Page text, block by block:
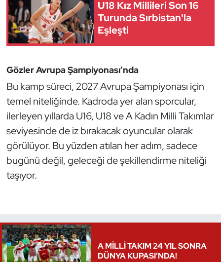
U18 Kız Millileri Son 16
Turunda Sırbistan'la
Eşleşti
Gözler Avrupa Şampiyonası’nda
Bu kamp süreci, 2027 Avrupa Şampiyonası için
temel niteliğinde. Kadroda yer alan sporcular,
ilerleyen yıllarda U16, U18 ve A Kadın Milli Takımlar
seviyesinde de iz bırakacak oyuncular olarak
görülüyor. Bu yüzden atılan her adım, sadece
bugünü değil, geleceği de şekillendirme niteliği
taşıyor.
A MİLLİ TAKIM 24 YIL SONRA
DÜNYA KUPASI’NDA!
Triatlon
Voleybol
Vücut Geliştirme Fitness
Wushu Kungfu
Yelken
Yüzme